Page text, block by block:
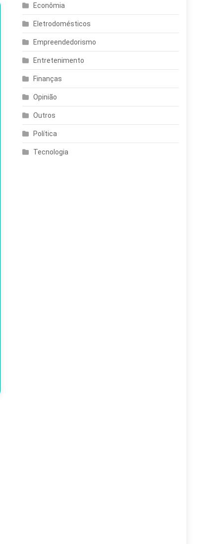
Econômia
Eletrodomésticos
Empreendedorismo
Entretenimento
Finanças
Opinião
Outros
Política
Tecnologia